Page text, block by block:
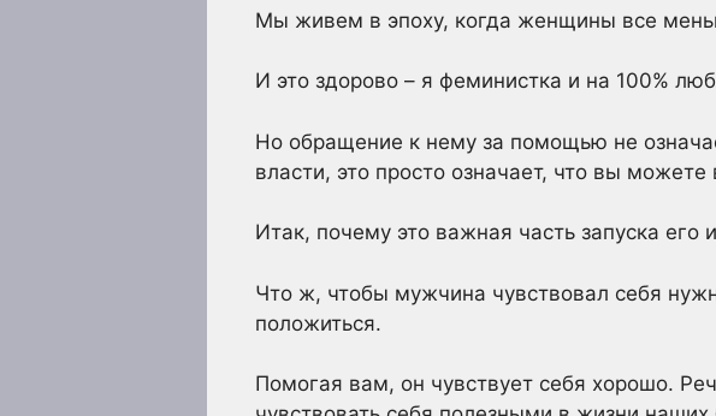
Мы живем в эпоху, когда женщины все
И это здорово – я феминистка и на 100%
Но обращение к нему за помощью не
власти, это просто означает, что вы
Итак, почему это важная часть запуска его
Что ж, чтобы мужчина чувствовал себя
положиться.
Помогая вам, он чувствует себя хорошо.